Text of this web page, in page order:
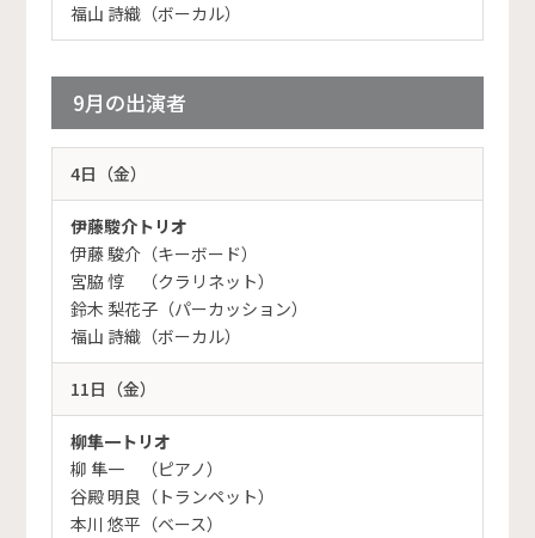
福山 詩織（ボーカル）
9月の出演者
4日（金）
伊藤駿介トリオ
伊藤 駿介（キーボード）
宮脇 惇 （クラリネット）
鈴木 梨花子（パーカッション）
福山 詩織（ボーカル）
11日（金）
柳隼一トリオ
柳 隼一 （ピアノ）
谷殿 明良（トランペット）
本川 悠平（ベース）